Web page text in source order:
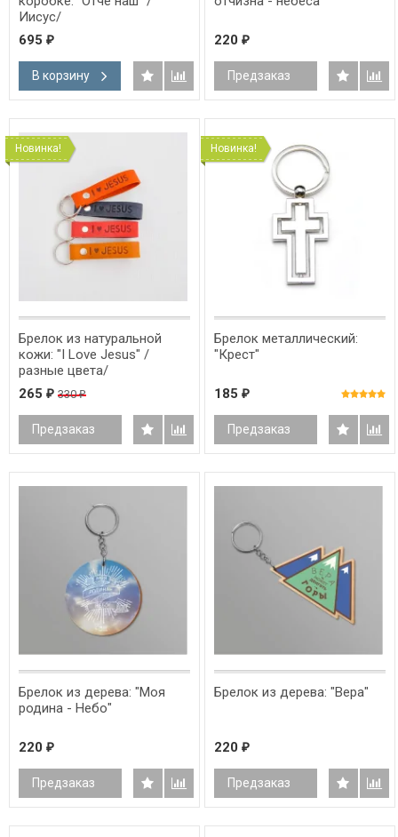
Иисус/
695 ₽
В корзину
220 ₽
Предзаказ
Новинка!
Брелок из натуральной
кожи: "I Love Jesus" /
разные цвета/
265 ₽ 330₽
Предзаказ
Новинка!
Брелок металлический:
"Крест"
185 ₽
Предзаказ
Брелок из дерева: "Моя
родина - Небо"
220 ₽
Предзаказ
Брелок из дерева: "Вера"
220 ₽
Предзаказ